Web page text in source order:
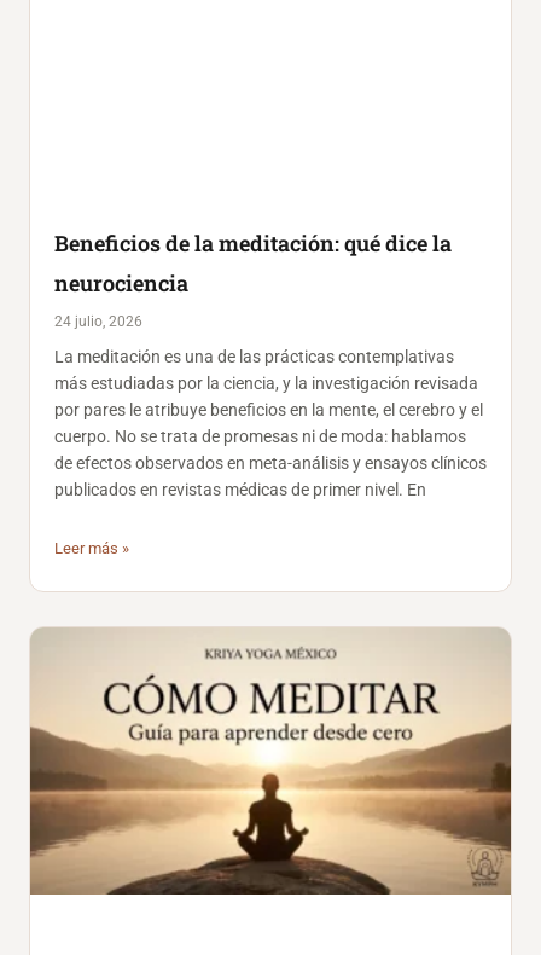
Beneficios de la meditación: qué dice la
neurociencia
24 julio, 2026
La meditación es una de las prácticas contemplativas
más estudiadas por la ciencia, y la investigación revisada
por pares le atribuye beneficios en la mente, el cerebro y el
cuerpo. No se trata de promesas ni de moda: hablamos
de efectos observados en meta-análisis y ensayos clínicos
publicados en revistas médicas de primer nivel. En
Leer más »